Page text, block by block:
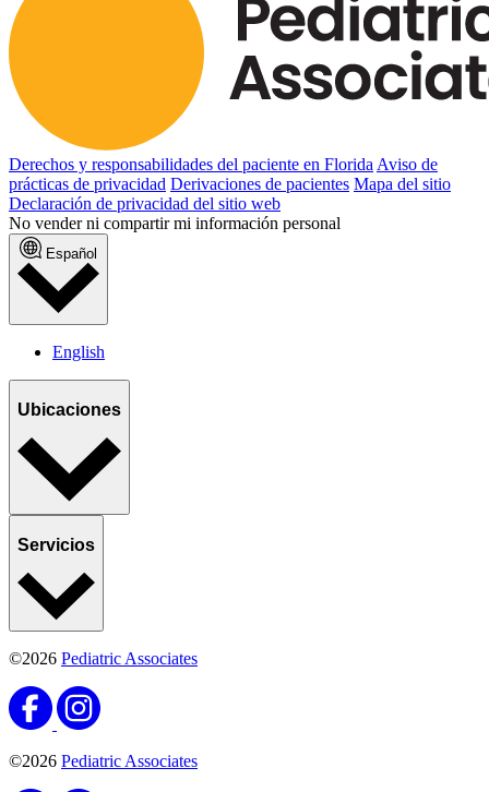
Derechos y responsabilidades del paciente en Florida Aviso de
prácticas de privacidad Derivaciones de pacientes Mapa del sitio
Declaración de privacidad del sitio web
No vender ni compartir mi información personal
Español
English
Ubicaciones
Servicios
©2026 Pediatric Associates
©2026 Pediatric Associates